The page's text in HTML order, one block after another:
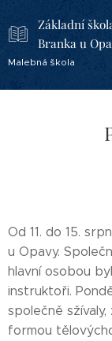
Základní
Branka u
Malebná škola
Od 11. do 15.
u Opavy.
hlavní osobou
instruktoři.
společně
formou